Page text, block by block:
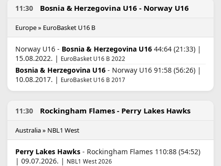
11:30 Bosnia & Herzegovina U16 - Norway U16
Europe » EuroBasket U16 B
Norway U16 - Bosnia & Herzegovina U16 44:64 (21:33) |
15.08.2022. | EuroBasket U16 B 2022
Bosnia & Herzegovina U16 - Norway U16 91:58 (56:26) |
10.08.2017. | EuroBasket U16 B 2017
11:30 Rockingham Flames - Perry Lakes Hawks
Australia » NBL1 West
Perry Lakes Hawks - Rockingham Flames 110:88 (54:52)
| 09.07.2026. | NBL1 West 2026